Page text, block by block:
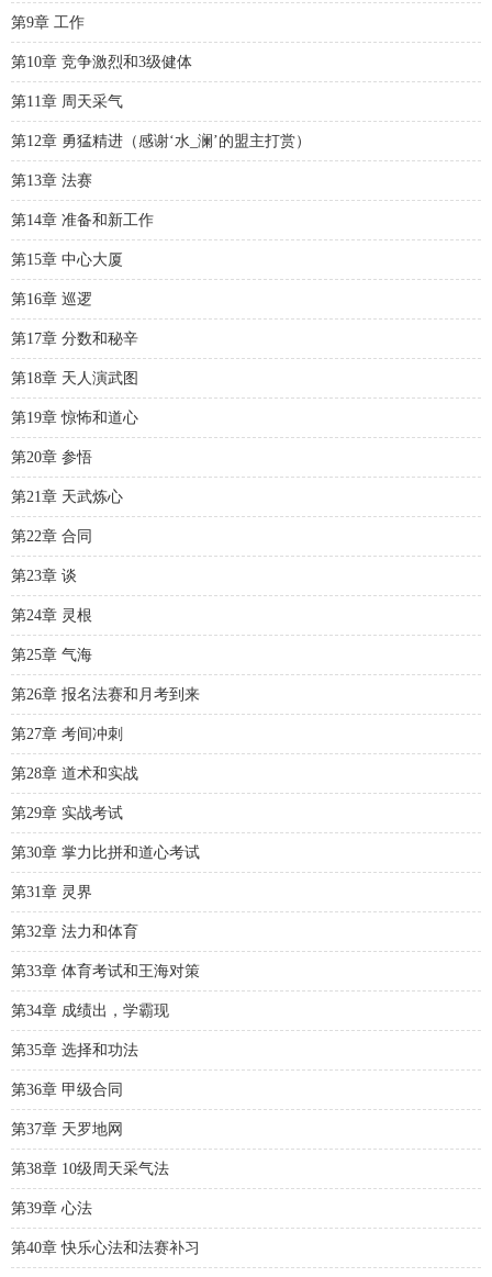
第9章 工作
第10章 竞争激烈和3级健体
第11章 周天采气
第12章 勇猛精进（感谢‘水_澜’的盟主打赏）
第13章 法赛
第14章 准备和新工作
第15章 中心大厦
第16章 巡逻
第17章 分数和秘辛
第18章 天人演武图
第19章 惊怖和道心
第20章 参悟
第21章 天武炼心
第22章 合同
第23章 谈
第24章 灵根
第25章 气海
第26章 报名法赛和月考到来
第27章 考间冲刺
第28章 道术和实战
第29章 实战考试
第30章 掌力比拼和道心考试
第31章 灵界
第32章 法力和体育
第33章 体育考试和王海对策
第34章 成绩出，学霸现
第35章 选择和功法
第36章 甲级合同
第37章 天罗地网
第38章 10级周天采气法
第39章 心法
第40章 快乐心法和法赛补习